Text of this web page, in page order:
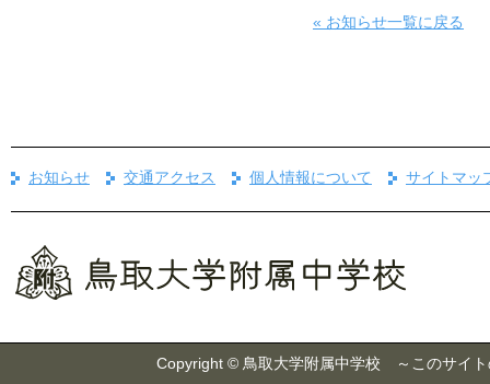
« お知らせ一覧に戻る
お知らせ 交通アクセス 個人情報について サイトマッ
Copyright © 鳥取大学附属中学校 ～このサイト